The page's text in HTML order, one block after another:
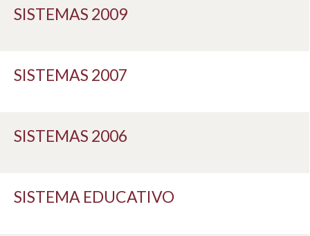
SISTEMAS 2009
SISTEMAS 2007
SISTEMAS 2006
SISTEMA EDUCATIVO